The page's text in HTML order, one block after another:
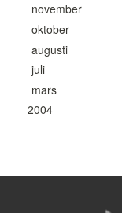
november
oktober
augusti
juli
mars
2004